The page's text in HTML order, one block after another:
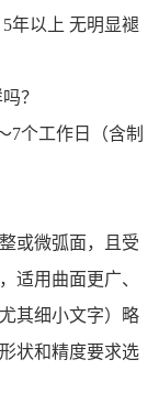
年以上 无明显褪
？
7个工作日（含制
或微弧面，且受
适用曲面更广、
其细小文字）略
状和精度要求选